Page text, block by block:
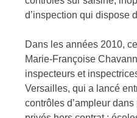
d’inspection qui dispose
Dans les années 2010,
Marie-Françoise
inspecteurs et
Versailles, qui a lancé
contrôles d’ampleur